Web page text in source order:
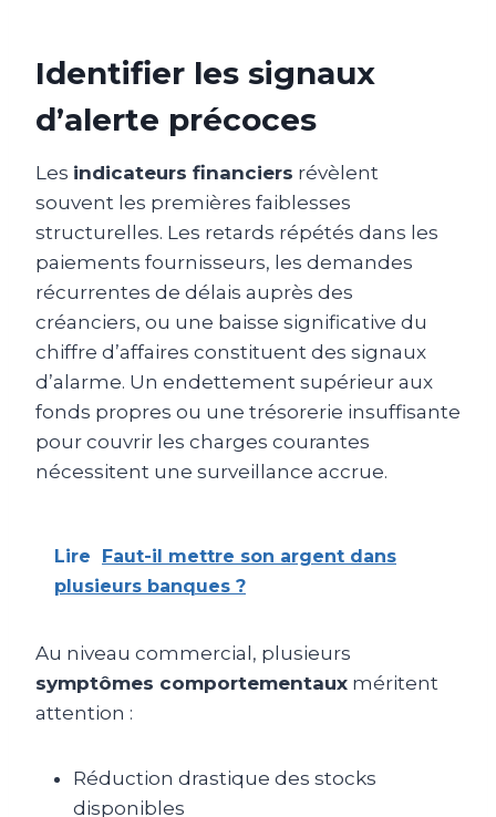
Identifier les signaux
d’alerte précoces
Les indicateurs financiers révèlent
souvent les premières faiblesses
structurelles. Les retards répétés dans les
paiements fournisseurs, les demandes
récurrentes de délais auprès des
créanciers, ou une baisse significative du
chiffre d’affaires constituent des signaux
d’alarme. Un endettement supérieur aux
fonds propres ou une trésorerie insuffisante
pour couvrir les charges courantes
nécessitent une surveillance accrue.
Lire
Faut-il mettre son argent dans
plusieurs banques ?
Au niveau commercial, plusieurs
symptômes comportementaux méritent
attention :
Réduction drastique des stocks
disponibles